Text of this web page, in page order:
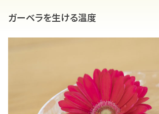
ガーベラを生ける温度